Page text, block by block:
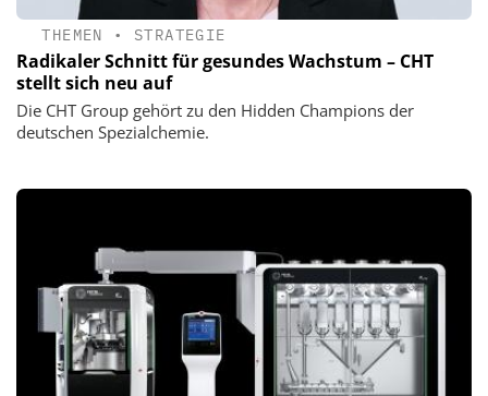
THEMEN • STRATEGIE
Radikaler Schnitt für gesundes Wachstum – CHT
stellt sich neu auf
Die CHT Group gehört zu den Hidden Champions der
deutschen Spezialchemie.